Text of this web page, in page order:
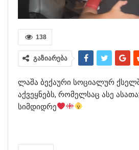
138
გაზიარება
ლაშა ბექაური სოციალურ
აქვეყნებს, რომელსაც ასე
სიმდიდრე